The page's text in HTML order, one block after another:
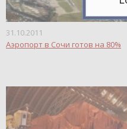
31.10.2011
Аэропорт в Сочи готов на 80%